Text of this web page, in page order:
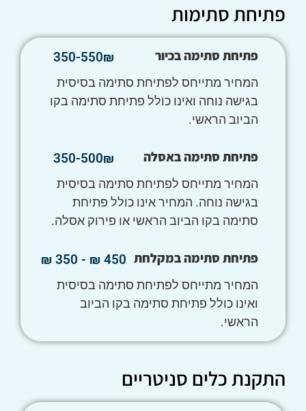
פתיחת סתימות
פתיחת סתימה בכיור 350-550₪
המחיר מתייחס לפתיחת סתימה בסיסית
בגישה נוחה ואינו כולל פתיחת סתימה בקו
הביוב הראשי.
פתיחת סתימה באסלה 350-500₪
המחיר מתייחס לפתיחת סתימה בסיסית
בגישה נוחה. המחיר אינו כולל פתיחת
סתימה בקו הביוב הראשי או פירוק אסלה.
פתיחת סתימה במקלחת 450 ₪ - 350 ₪
המחיר מתייחס לפתיחת סתימה בסיסית
ואינו כולל פתיחת סתימה בקו הביוב
הראשי.
התקנת כלים סניטריים